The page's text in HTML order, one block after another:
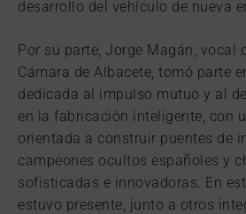
desarrollo del vehículo de nueva
Por su parte, Jorge Magán, vocal
Cámara de Albacete, tomó parte
dedicada al impulso mutuo y al
en la fabricación inteligente, con
orientada a construir puentes de
campeones ocultos españoles y
sofisticadas e innovadoras. En
estuvo presente, junto a otros